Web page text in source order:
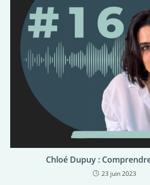
Chloé Dupuy :
23 juin 2023